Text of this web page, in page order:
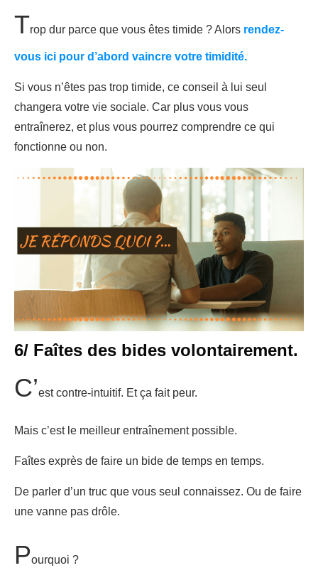
Trop dur parce que vous êtes timide ? Alors rendez-
vous ici pour d’abord vaincre votre timidité.
Si vous n’êtes pas trop timide, ce conseil à lui seul
changera votre vie sociale. Car plus vous vous
entraînerez, et plus vous pourrez comprendre ce qui
fonctionne ou non.
6/ Faîtes des bides volontairement.
C’est contre-intuitif. Et ça fait peur.
Mais c’est le meilleur entraînement possible.
Faîtes exprès de faire un bide de temps en temps.
De parler d’un truc que vous seul connaissez. Ou de faire
une vanne pas drôle.
Pourquoi ?